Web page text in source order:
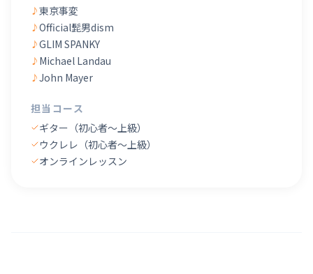
♪東京事変
♪Official髭男dism
♪GLIM SPANKY
♪ Michael Landau
♪John Mayer
担当コース
ギター（初心者〜上級）
ウクレレ（初心者〜上級）
オンラインレッスン